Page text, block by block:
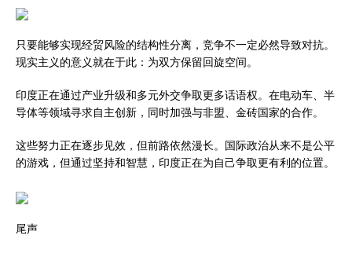
只要能够实现经贸风险的结构性分离，竞争不一定必然导致对抗。
现实主义的意义就在于此：为双方保留回旋空间。
印度正在通过产业升级和多元外交争取更多话语权。在电动车、半
导体等领域寻求自主创新，同时加强与非盟、金砖国家的合作。
这些努力正在逐步见效，但前路依然漫长。国际政治从来不是公平
的游戏，但通过坚持和智慧，印度正在为自己争取更有利的位置。
尾声